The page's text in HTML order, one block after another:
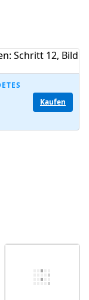
Kommentieren
Kaufen